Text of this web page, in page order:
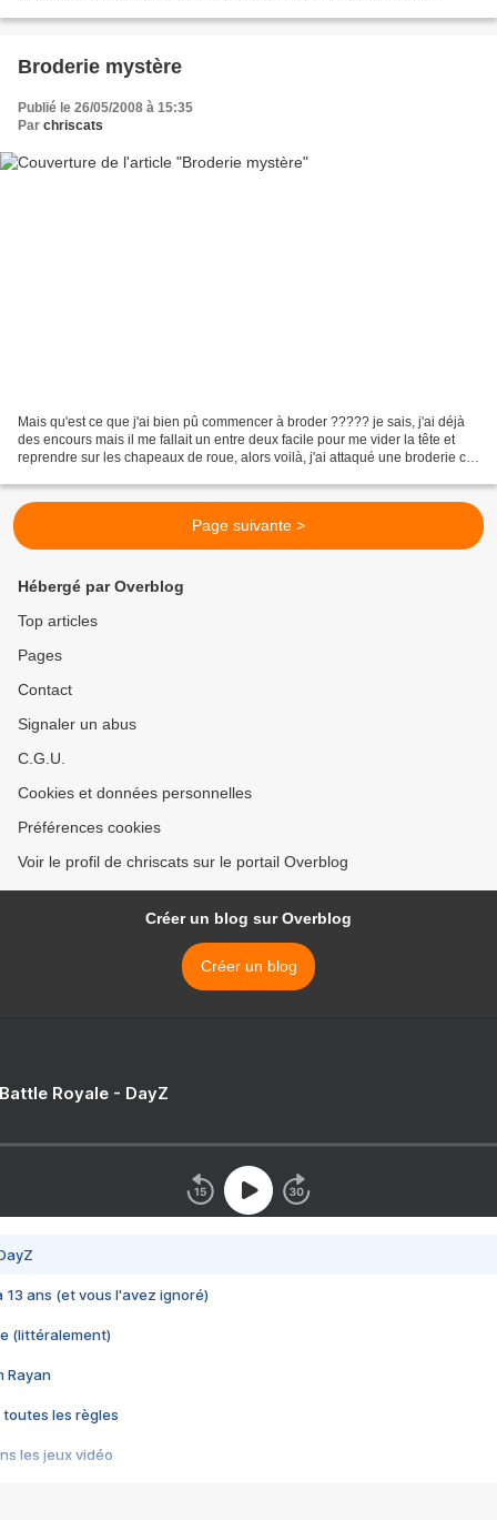
Broderie mystère
Publié le 26/05/2008 à 15:35
Par chriscats
Mais qu'est ce que j'ai bien pû commencer à broder ????? je sais, j'ai déjà
des encours mais il me fallait un entre deux facile pour me vider la tête et
reprendre sur les chapeaux de roue, alors voilà, j'ai attaqué une broderie cet
Page suivante >
Hébergé par Overblog
Top articles
Pages
Contact
Signaler un abus
C.G.U.
Cookies et données personnelles
Préférences cookies
Voir le profil de chriscats sur le portail Overblog
Créer un blog sur Overblog
Créer un blog
Royale - DayZ
13 ans (et vous l'avez ignoré)
(littéralement)
Rayan
toutes les règles
les jeux vidéo